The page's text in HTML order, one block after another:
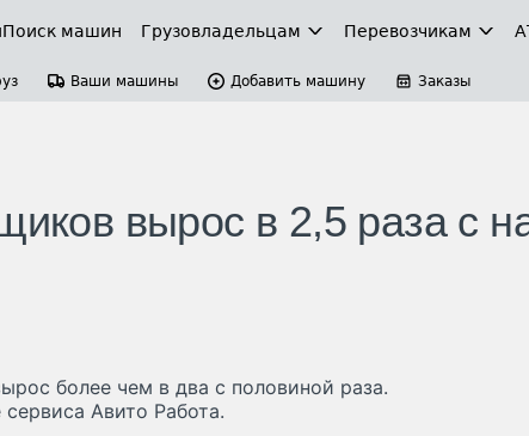
Поиск машин Грузовладельцам Перевозчикам
Ваши машины Добавить машину Заказы
вырос в 2,5 раза с
более чем в два с половиной раза.
Авито Работа.